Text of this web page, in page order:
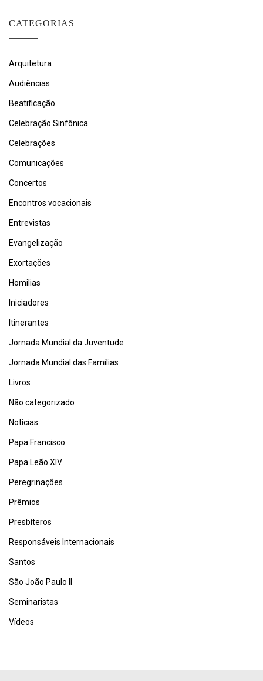
CATEGORIAS
Arquitetura
Audiências
Beatificação
Celebração Sinfônica
Celebrações
Comunicações
Concertos
Encontros vocacionais
Entrevistas
Evangelização
Exortações
Homilias
Iniciadores
Itinerantes
Jornada Mundial da Juventude
Jornada Mundial das Famílias
Livros
Não categorizado
Notícias
Papa Francisco
Papa Leão XIV
Peregrinações
Prêmios
Presbíteros
Responsáveis Internacionais
Santos
São João Paulo II
Seminaristas
Vídeos